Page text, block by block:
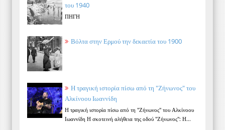
του 1940
ΠΗΓΗ
Βόλτα στην Ερμού την δεκαετία του 1900
Η τραγική ιστορία πίσω από τη "Ζήνωνος" του
Αλκίνοου Ιωαννίδη
Η τραγική ιστορία πίσω από τη "Ζήνωνος" του Αλκίνοου
Ιωαννίδη Η σκοτεινή αλήθεια της οδού "Ζήνωνος": Η...